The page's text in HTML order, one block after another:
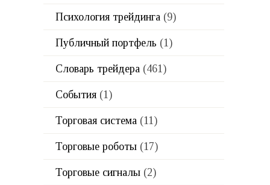
Психология трейдинга(9)
Публичный портфель (1)
Словарь трейдера(461)
События(1)
Торговая система(11)
Торговые роботы(17)
Торговые сигналы(2)